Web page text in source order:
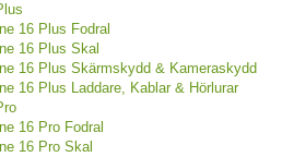
16 Plus Fodral
16 Plus Skal
16 Plus Skärmskydd & Kameraskydd
16 Plus Laddare, Kablar & Hörlurar
16 Pro Fodral
16 Pro Skal